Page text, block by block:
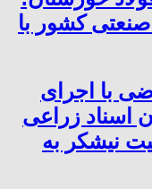
کشور با
با اجرای
اسناد زراعی
نیشکر به